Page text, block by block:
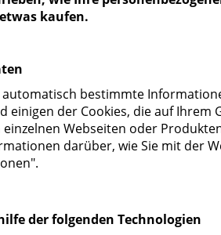
kaufen.
automatisch bestimmte
einigen der Cookies, die auf
Webseiten oder
darüber, wie Sie mit der
der folgenden Technologien